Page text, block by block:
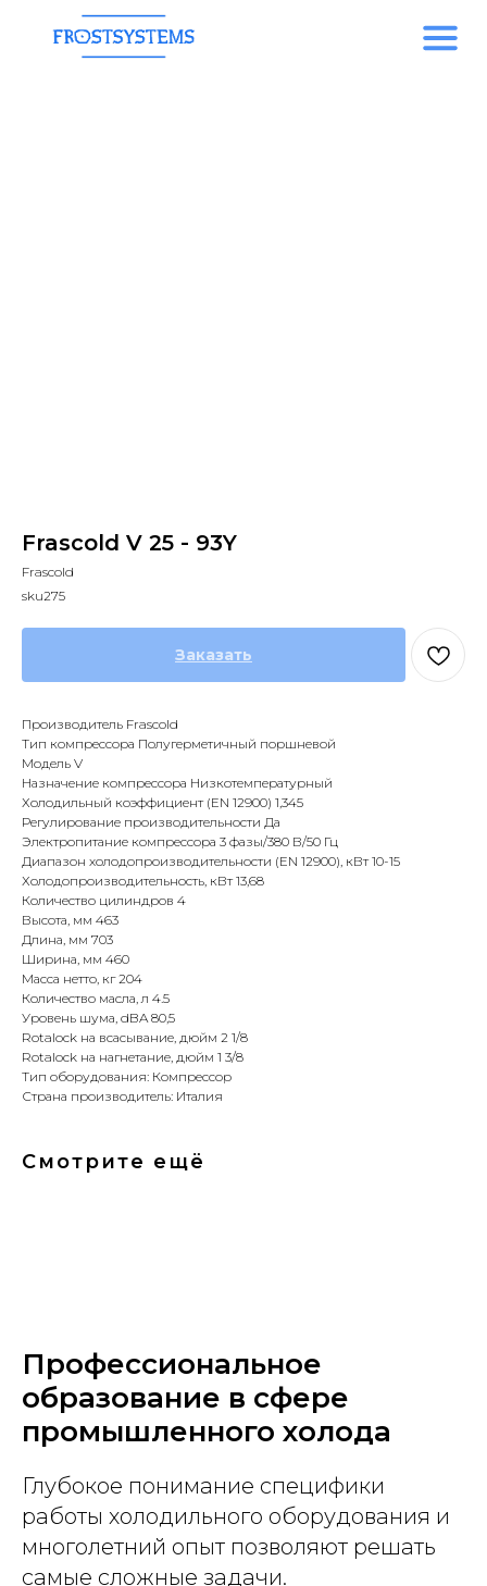
Frascold V 25 - 93Y
Frascold
sku275
Заказать
Производитель Frascold
Тип компрессора Полугерметичный поршневой
Модель V
Назначение компрессора Низкотемпературный
Холодильный коэффициент (EN 12900) 1,345
Регулирование производительности Да
Электропитание компрессора 3 фазы/380 В/50 Гц
Диапазон холодопроизводительности (EN 12900), кВт 10-15
Холодопроизводительность, кВт 13,68
Количество цилиндров 4
Высота, мм 463
Длина, мм 703
Ширина, мм 460
Масса нетто, кг 204
Количество масла, л 4.5
Уровень шума, dBA 80,5
Rotalock на всасывание, дюйм 2 1/8
Rotalock на нагнетание, дюйм 1 3/8
Тип оборудования: Компрессор
Страна производитель: Италия
Смотрите ещё
Профессиональное
образование в сфере
промышленного холода
Глубокое понимание специфики
работы холодильного оборудования и
многолетний опыт позволяют решать
самые сложные задачи.